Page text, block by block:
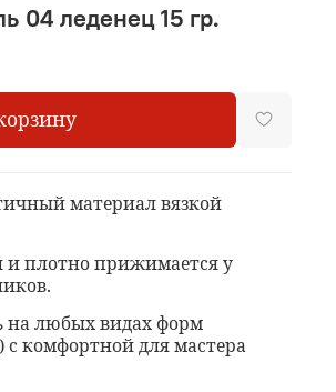
04 леденец 15 гр.
материал вязкой
и плотно прижимается у
на любых видах форм
комфортной для мастера